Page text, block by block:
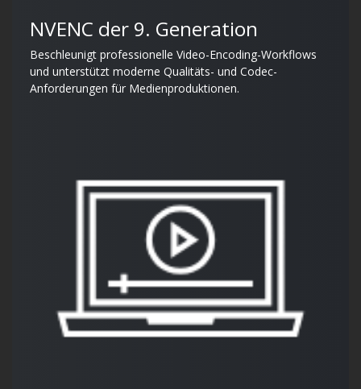
NVENC der 9. Generation
Beschleunigt professionelle Video-Encoding-Workflows
und unterstützt moderne Qualitäts- und Codec-
Anforderungen für Medienproduktionen.